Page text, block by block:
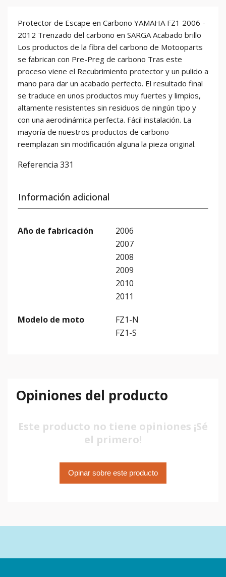
Protector de Escape en Carbono YAMAHA FZ1 2006 -
2012 Trenzado del carbono en SARGA Acabado brillo
Los productos de la fibra del carbono de Motooparts
se fabrican con Pre-Preg de carbono Tras este
proceso viene el Recubrimiento protector y un pulido a
mano para dar un acabado perfecto. El resultado final
se traduce en unos productos muy fuertes y limpios,
altamente resistentes sin residuos de ningún tipo y
con una aerodinámica perfecta. Fácil instalación. La
mayoría de nuestros productos de carbono
reemplazan sin modificación alguna la pieza original.
Referencia 331
Información adicional
Año de fabricación
2006
2007
2008
2009
2010
2011
Modelo de moto
FZ1-N
FZ1-S
Opiniones del producto
Este producto no tiene opiniones ¡Sé
el primero!
Opinar sobre este producto